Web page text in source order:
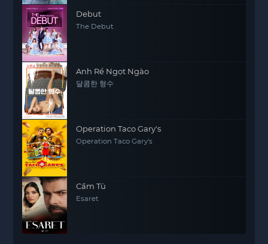
Debut
The Debut
Anh Rể Ngọt Ngào
달콤한 형수
Operation Taco Gary's
Operation Taco Gary's
Cầm Tù
Esaret